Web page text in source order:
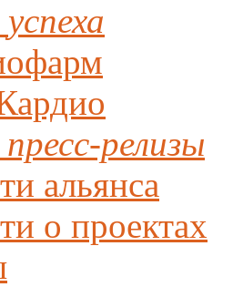
успеха
пресс-релизы
альянса
о проектах